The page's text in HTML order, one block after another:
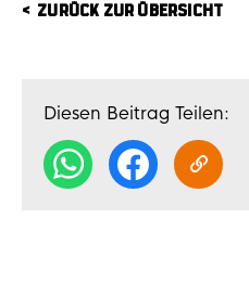
ZURÜCK ZUR ÜBERSICHT
Diesen Beitrag Teilen: